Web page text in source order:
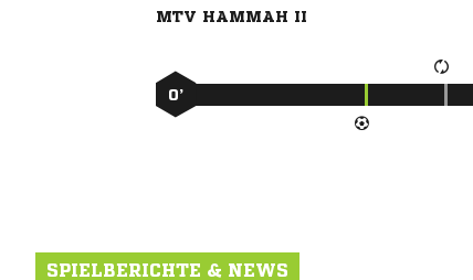
MTV HAMMAH II
0’
SPIELBERICHTE & NEWS